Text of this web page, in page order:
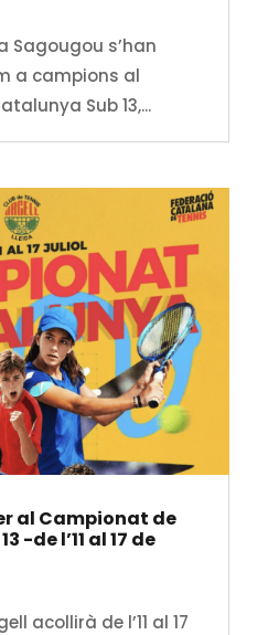
Sagougou s’han
a campions al
Sub 13,...
al Campionat de
-de l’11 al 17 de
acollirà de l’11 al 17